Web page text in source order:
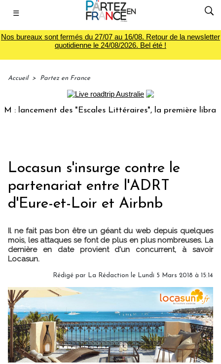
☰
Nos bureaux sont fermés du 27/07 au 16/08. Retour de la newsletter
quotidienne le 24/08/2026. Bel été !
Accueil > Partez en France
des "Escales Littéraires", la première librairie
Locasun s'insurge contre le
partenariat entre l'ADRT
d'Eure-et-Loir et Airbnb
Il ne fait pas bon être un géant du web depuis quelques
mois, les attaques se font de plus en plus nombreuses. La
dernière en date provient d'un concurrent, à savoir
Locasun.
Rédigé par La Rédaction le Lundi 5 Mars 2018 à 15:14